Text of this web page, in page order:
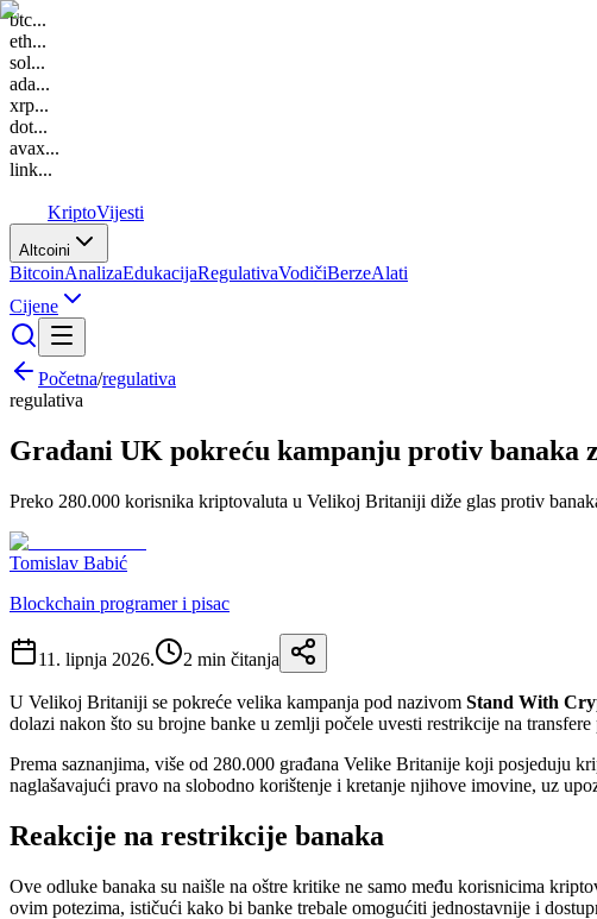
btc...
eth...
sol...
ada...
xrp...
dot...
avax...
link...
KriptoVijesti
Altcoini
BitcoinAnalizaEdukacijaRegulativaVodičiBerzeAlati
Cijene
Početna/regulativa
regulativa
Građani UK pokreću kampanju protiv
Preko 280.000 korisnika kriptovaluta u Velikoj Britaniji diže glas protiv
Tomislav Babić
Blockchain programer i pisac
11. lipnja 2026. 2 min čitanja
U Velikoj Britaniji se pokreće velika kampanja pod nazivom Stand With
dolazi nakon što su brojne banke u zemlji počele uvesti restrikcije na
Prema saznanjima, više od 280.000 građana Velike Britanije koji posjeduju
naglašavajući pravo na slobodno korištenje i kretanje njihove imovine, uz
Reakcije na restrikcije banaka
Ove odluke banaka su naišle na oštre kritike ne samo među korisnicima
ovim potezima, ističući kako bi banke trebale omogućiti jednostavnije i